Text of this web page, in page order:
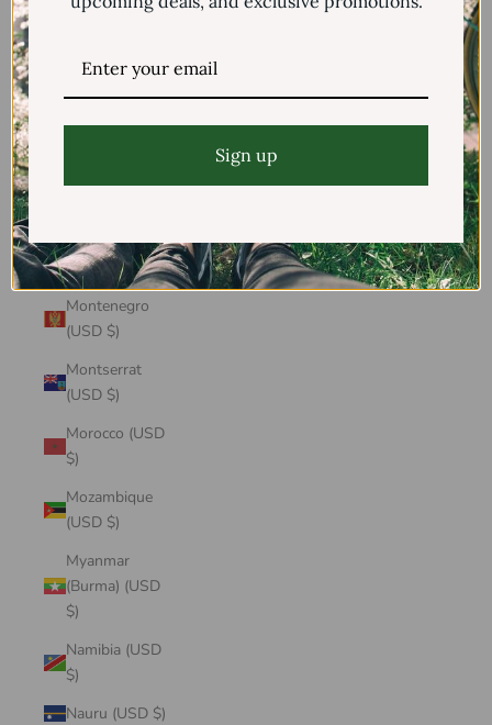
Mayotte (USD
Mexico (USD $)
Mongolia (USD
$)
Montenegro
(USD $)
Montserrat
(USD $)
Morocco (USD
$)
Mozambique
(USD $)
Myanmar
(Burma) (USD
$)
Namibia (USD
$)
Nauru (USD $)
Sign up